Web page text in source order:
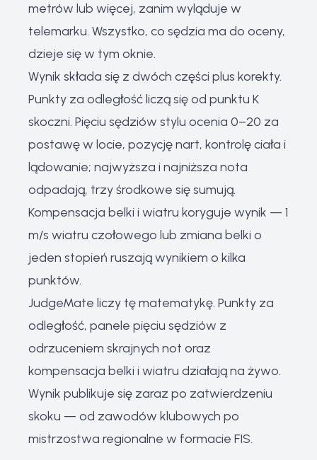
metrów lub więcej, zanim wyląduje w
telemarku. Wszystko, co sędzia ma do oceny,
dzieje się w tym oknie.
Wynik składa się z dwóch części plus korekty.
Punkty za odległość liczą się od punktu K
skoczni. Pięciu sędziów stylu ocenia 0–20 za
postawę w locie, pozycję nart, kontrolę ciała i
lądowanie; najwyższa i najniższa nota
odpadają, trzy środkowe się sumują.
Kompensacja belki i wiatru koryguje wynik — 1
m/s wiatru czołowego lub zmiana belki o
jeden stopień ruszają wynikiem o kilka
punktów.
JudgeMate liczy tę matematykę. Punkty za
odległość, panele pięciu sędziów z
odrzuceniem skrajnych not oraz
kompensacja belki i wiatru działają na żywo.
Wynik publikuje się zaraz po zatwierdzeniu
skoku — od zawodów klubowych po
mistrzostwa regionalne w formacie FIS.